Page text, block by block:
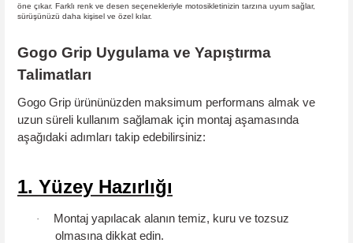
öne çıkar. Farklı renk ve desen seçenekleriyle motosikletinizin tarzına uyum sağlar,
sürüşünüzü daha kişisel ve özel kılar.
Gogo Grip Uygulama ve Yapıştırma
Talimatları
Gogo Grip ürününüzden maksimum performans almak ve
uzun süreli kullanım sağlamak için montaj aşamasında
aşağıdaki adımları takip edebilirsiniz:
1. Yüzey Hazırlığı
· Montaj yapılacak alanın temiz, kuru ve tozsuz
olmasına dikkat edin.